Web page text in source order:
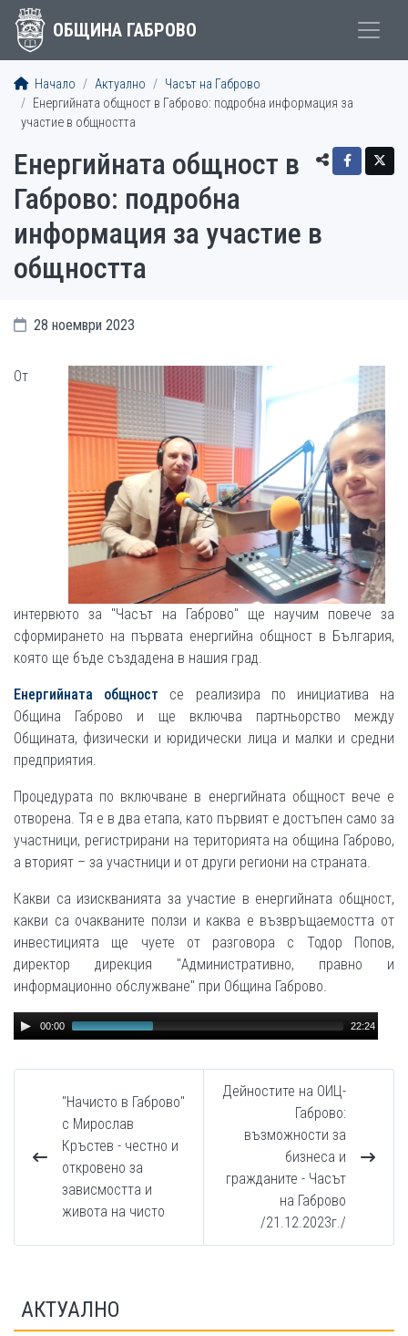
ОБЩИНА ГАБРОВО
Начало Актуално
Часът на Габрово
Енергийната общност в Габрово: подробна информация за
участие в общността
Енергийната общност в
Габрово: подробна
информация за участие в
общността
28 ноември 2023
От
интервюто за "Часът на Габрово" ще научим повече за
сформирането на първата енергийна общност в България,
която ще бъде създадена в нашия град.
Енергийната общност се реализира по инициатива на
Община Габрово и ще включва партньорство между
Общината, физически и юридически лица и малки и средни
предприятия.
Процедурата по включване в енергийната общност вече е
отворена. Тя е в два етапа, като първият е достъпен само за
участници, регистрирани на територията на община Габрово,
а вторият – за участници и от други региони на страната.
Какви са изискванията за участие в енергийната общност,
какви са очакваните ползи и каква е възвръщаемостта от
инвестицията ще чуете от разговора с Тодор Попов,
директор дирекция "Административно, правно и
информационно обслужване" при Община Габрово.
Audio
Player
00:00 22:24
"Начисто в Габрово"
с Мирослав
Кръстев - честно и
откровено за
зависмостта и
живота на чисто
Дейностите на ОИЦ-
Габрово:
възможности за
бизнеса и
гражданите - Часът
на Габрово
/21.12.2023г./
АКТУАЛНО